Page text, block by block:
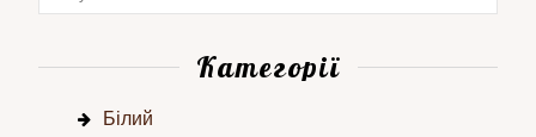
Категорії
Білий